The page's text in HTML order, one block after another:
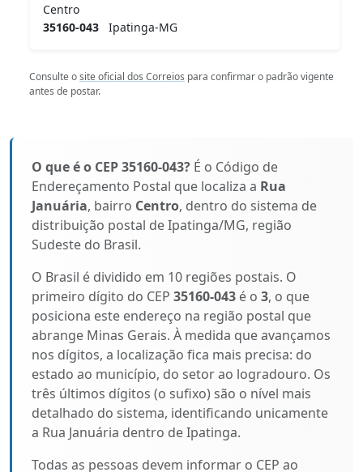
Centro
35160-043 Ipatinga-MG
Consulte osite oficial dos Correios para confirmar o padrão vigente
antes de postar.
O que é o CEP 35160-043? É o Código de
Endereçamento Postal que localiza a Rua
Januária, bairro Centro, dentro do sistema de
distribuição postal de Ipatinga/MG, região
Sudeste do Brasil.
O Brasil é dividido em 10 regiões postais. O
primeiro dígito do CEP 35160-043 é o 3, o que
posiciona este endereço na região postal que
abrange Minas Gerais. À medida que avançamos
nos dígitos, a localização fica mais precisa: do
estado ao município, do setor ao logradouro. Os
três últimos dígitos (o sufixo) são o nível mais
detalhado do sistema, identificando unicamente
a Rua Januária dentro de Ipatinga.
Todas as pessoas devem informar o CEP ao